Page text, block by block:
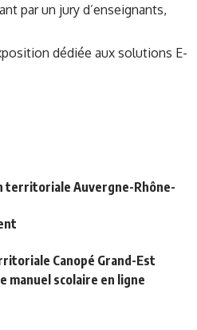
par un jury d’enseignants,
dédiée aux solutions E-
territoriale Auvergne-Rhône-
Canopé Grand-Est
scolaire en ligne